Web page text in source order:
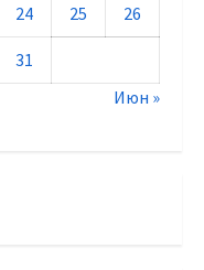
24 25 26
31
Июн »